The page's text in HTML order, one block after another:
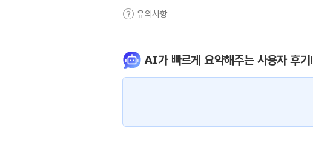
유의사항
AI가 빠르게 요약해주는 사용자 후기!